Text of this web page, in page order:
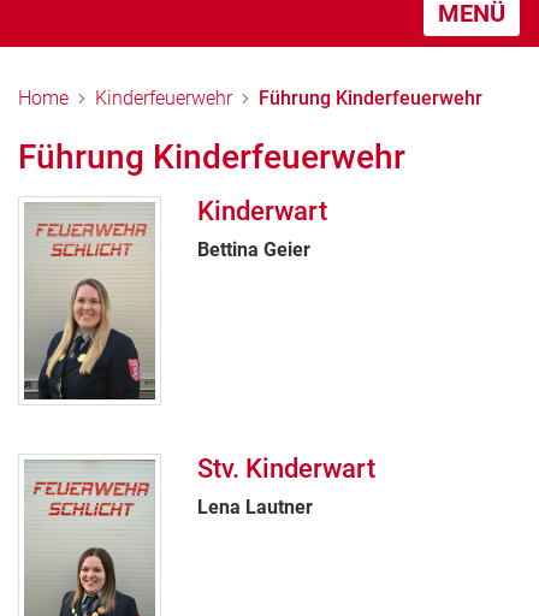
MENÜ
Home Kinderfeuerwehr Führung Kinderfeuerwehr
Führung Kinderfeuerwehr
Kinderwart
Bettina Geier
Stv. Kinderwart
Lena Lautner